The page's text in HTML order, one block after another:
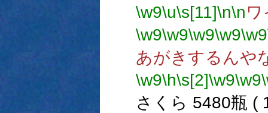
\w9\u\s[11]\n\n
\w9\w9\w9\w9\w9
あがきするんや
\w9\h\s[2]\w9\w9
さくら 5480瓶 (